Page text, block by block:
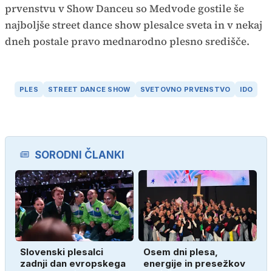
prvenstvu v Show Danceu so Medvode gostile še
najboljše street dance show plesalce sveta in v nekaj
dneh postale pravo mednarodno plesno središče.
PLES STREET DANCE SHOW SVETOVNO PRVENSTVO IDO
SORODNI ČLANKI
Slovenski plesalci
zadnji dan evropskega
Osem dni plesa,
energije in presežkov